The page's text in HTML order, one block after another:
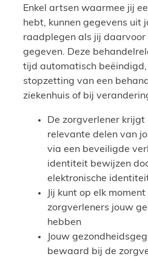
Enkel artsen waarmee jij
hebt, kunnen gegevens uit
raadplegen als jij
gegeven. Deze
tijd automatisch
stopzetting van een
ziekenhuis of bij
De zorgverlener
relevante delen van
via een beveiligde
identiteit bewijzen
elektronische
Jij kunt op elk
zorgverleners jouw
hebben
Jouw
bewaard bij de